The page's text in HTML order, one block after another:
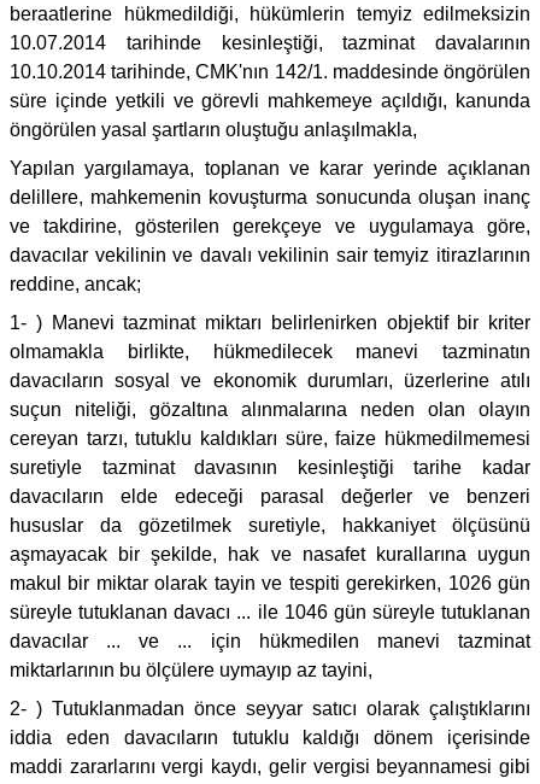
beraatlerine hükmedildiği, hükümlerin temyiz edilmeksizin
10.07.2014 tarihinde kesinleştiği, tazminat davalarının
10.10.2014 tarihinde, CMK'nın 142/1. maddesinde öngörülen
süre içinde yetkili ve görevli mahkemeye açıldığı, kanunda
öngörülen yasal şartların oluştuğu anlaşılmakla,
Yapılan yargılamaya, toplanan ve karar yerinde açıklanan
delillere, mahkemenin kovuşturma sonucunda oluşan inanç
ve takdirine, gösterilen gerekçeye ve uygulamaya göre,
davacılar vekilinin ve davalı vekilinin sair temyiz itirazlarının
reddine, ancak;
1- ) Manevi tazminat miktarı belirlenirken objektif bir kriter
olmamakla birlikte, hükmedilecek manevi tazminatın
davacıların sosyal ve ekonomik durumları, üzerlerine atılı
suçun niteliği, gözaltına alınmalarına neden olan olayın
cereyan tarzı, tutuklu kaldıkları süre, faize hükmedilmemesi
suretiyle tazminat davasının kesinleştiği tarihe kadar
davacıların elde edeceği parasal değerler ve benzeri
hususlar da gözetilmek suretiyle, hakkaniyet ölçüsünü
aşmayacak bir şekilde, hak ve nasafet kurallarına uygun
makul bir miktar olarak tayin ve tespiti gerekirken, 1026 gün
süreyle tutuklanan davacı ... ile 1046 gün süreyle tutuklanan
davacılar ... ve ... için hükmedilen manevi tazminat
miktarlarının bu ölçülere uymayıp az tayini,
2- ) Tutuklanmadan önce seyyar satıcı olarak çalıştıklarını
iddia eden davacıların tutuklu kaldığı dönem içerisinde
maddi zararlarını vergi kaydı, gelir vergisi beyannamesi gibi